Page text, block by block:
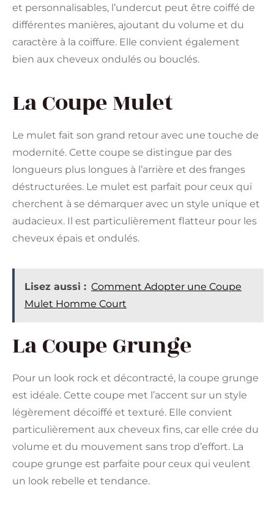
et personnalisables, l’undercut peut être coiffé de
différentes manières, ajoutant du volume et du
caractère à la coiffure. Elle convient également
bien aux cheveux ondulés ou bouclés​.
La Coupe Mulet
Le mulet fait son grand retour avec une touche de
modernité. Cette coupe se distingue par des
longueurs plus longues à l’arrière et des franges
déstructurées. Le mulet est parfait pour ceux qui
cherchent à se démarquer avec un style unique et
audacieux. Il est particulièrement flatteur pour les
cheveux épais et ondulés​​.
Lisez aussi : Comment Adopter une Coupe
Mulet Homme Court
La Coupe Grunge
Pour un look rock et décontracté, la coupe grunge
est idéale. Cette coupe met l’accent sur un style
légèrement décoiffé et texturé. Elle convient
particulièrement aux cheveux fins, car elle crée du
volume et du mouvement sans trop d’effort. La
coupe grunge est parfaite pour ceux qui veulent
un look rebelle et tendance​​.